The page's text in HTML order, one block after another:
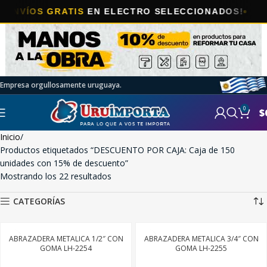
GRATISEN ELECTRO SELECCIONADOS!
Empresa orgullosamente uruguaya.
0 $
Inicio
Productos etiquetados “DESCUENTO POR CAJA: Caja de 150
unidades con 15% de descuento”
Mostrando los 22 resultados
CATEGORÍAS
ABRAZADERA METALICA 1/2″ CON
GOMA LH-2254
ABRAZADERA METALICA 3/4″ CON
GOMA LH-2255